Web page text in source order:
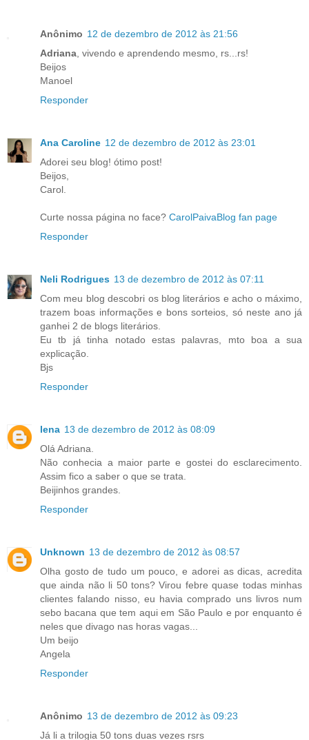
Anônimo 12 de dezembro de 2012 às 21:56
Adriana , vivendo e aprendendo mesmo, rs...rs!
Beijos
Manoel
Responder
Ana Caroline 12 de dezembro de 2012 às 23:01
Adorei seu blog! ótimo post!
Beijos,
Carol.
Curte nossa página no face? CarolPaivaBlog fan page
Responder
Neli Rodrigues 13 de dezembro de 2012 às 07:11
Com meu blog descobri os blog literários e acho o máximo,
trazem boas informações e bons sorteios, só neste ano já
ganhei 2 de blogs literários.
Eu tb já tinha notado estas palavras, mto boa a sua
explicação.
Bjs
Responder
lena 13 de dezembro de 2012 às 08:09
Olá Adriana.
Não conhecia a maior parte e gostei do esclarecimento.
Assim fico a saber o que se trata.
Beijinhos grandes.
Responder
Unknown 13 de dezembro de 2012 às 08:57
Olha gosto de tudo um pouco, e adorei as dicas, acredita
que ainda não li 50 tons? Virou febre quase todas minhas
clientes falando nisso, eu havia comprado uns livros num
sebo bacana que tem aqui em São Paulo e por enquanto é
neles que divago nas horas vagas...
Um beijo
Angela
Responder
Anônimo 13 de dezembro de 2012 às 09:23
Já li a trilogia 50 tons duas vezes rsrs